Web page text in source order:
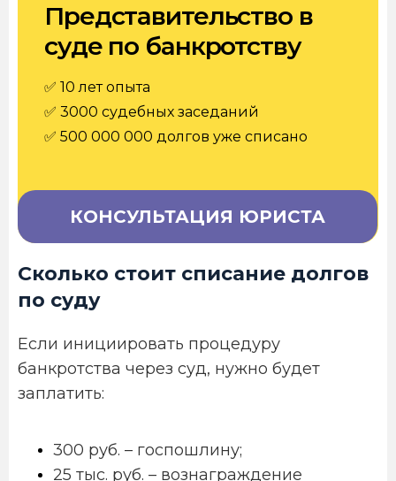
Представительство в
суде по банкротству
✅ 10 лет опыта
✅ 3000 судебных заседаний
✅ 500 000 000 долгов уже списано
КОНСУЛЬТАЦИЯ ЮРИСТА
Сколько стоит списание долгов
по суду
Если инициировать процедуру
банкротства через суд, нужно будет
заплатить:
300 руб. – госпошлину;
25 тыс. руб. – вознаграждение